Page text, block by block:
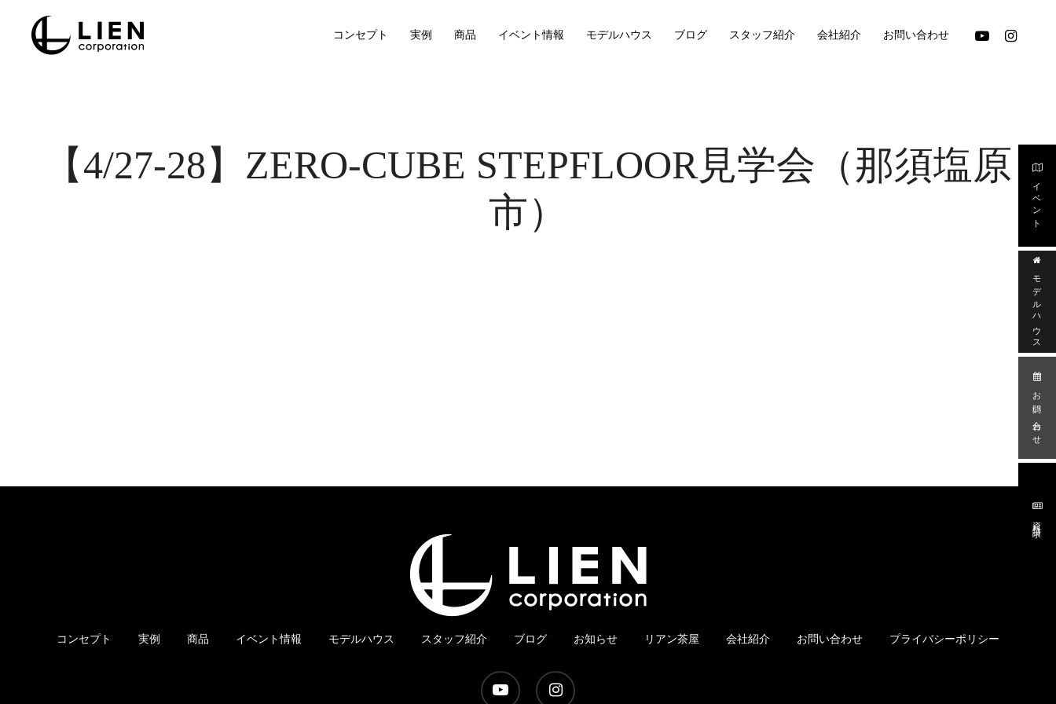
コンセプト 実例 商品 イベント情報 モデルハウス ブログ スタッフ紹介 会社紹介 お問い合わせ youtube instagram
イベント
モデルハウス
お問い合わせ
資料請求
【4/27-28】ZERO-CUBE STEPFLOOR見学会（那須塩原
市）
コンセプト 実例 商品 イベント情報 モデルハウス スタッフ紹介 ブログ お知らせ リアン茶屋 会社紹介 お問い合わせ プライバシーポリシー
youtube instagram